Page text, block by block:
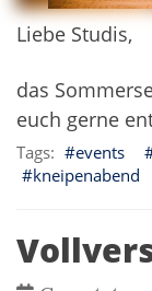
Liebe Studis,
das
euch gerne
events
kneipenabend